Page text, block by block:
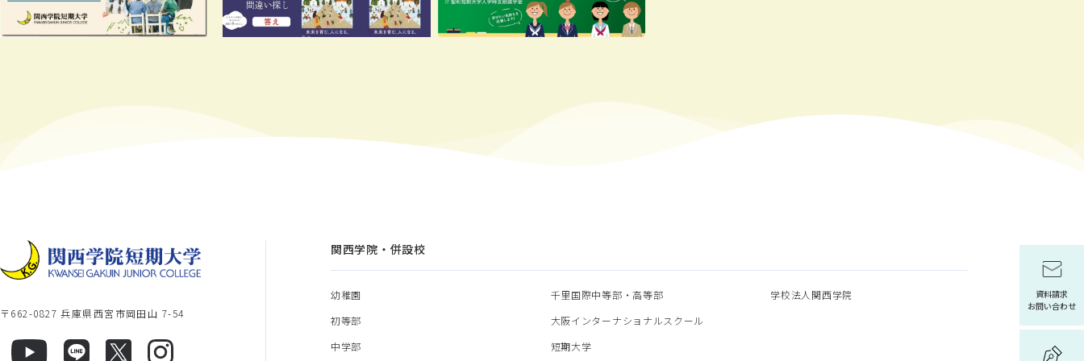
資料請求
お問い合わせ
〒662-0827 兵庫県西宮市岡田山 7-54
関西学院・併設校
幼稚園
初等部
中学部
千里国際中等部・高等部
大阪インターナショナルスクール
短期大学
学校法人関西学院